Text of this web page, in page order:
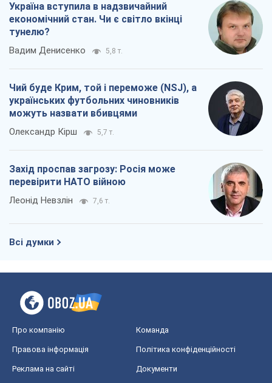
Україна вступила в надзвичайний
економічний стан. Чи є світло вкінці
тунелю?
Вадим Денисенко 5,8 т.
Чий буде Крим, той і переможе (NSJ), а
українських футбольних чиновників
можуть назвати вбивцями
Олександр Кірш 5,7 т.
Захід проспав загрозу: Росія може
перевірити НАТО війною
Леонід Невзлін 7,6 т.
Всі думки
Про компанію Команда
Правова інформація Політика конфіденційності
Реклама на сайті Документи